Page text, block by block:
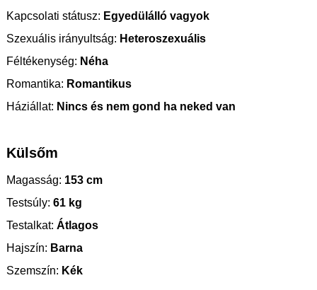
Kapcsolati státusz: Egyedülálló vagyok
Szexuális irányultság: Heteroszexuális
Féltékenység: Néha
Romantika: Romantikus
Háziállat: Nincs és nem gond ha neked van
Külsőm
Magasság: 153 cm
Testsúly: 61 kg
Testalkat: Átlagos
Hajszín: Barna
Szemszín: Kék